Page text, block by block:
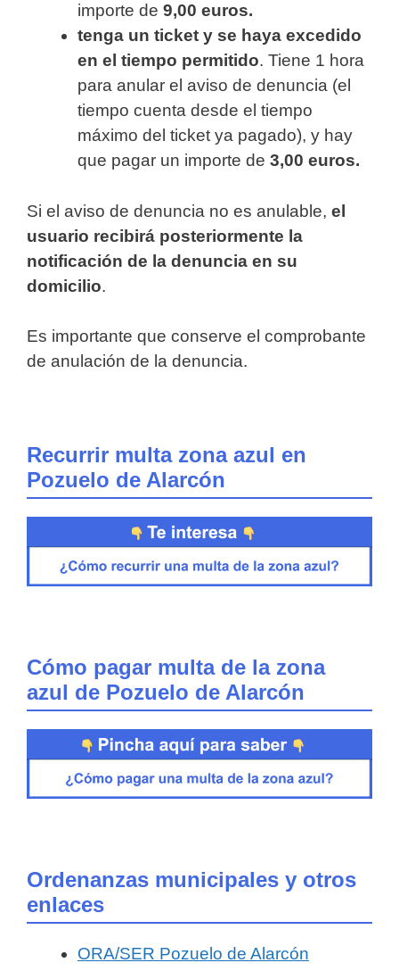
importe de 9,00 euros.
tenga un ticket y se haya excedido
en el tiempo permitido. Tiene 1 hora
para anular el aviso de denuncia (el
tiempo cuenta desde el tiempo
máximo del ticket ya pagado), y hay
que pagar un importe de 3,00 euros.
Si el aviso de denuncia no es anulable, el
usuario recibirá posteriormente la
notificación de la denuncia en su
domicilio.
Es importante que conserve el comprobante
de anulación de la denuncia.
Recurrir multa zona azul en
Pozuelo de Alarcón
Cómo pagar multa de la zona
azul de Pozuelo de Alarcón
Ordenanzas municipales y otros
enlaces
ORA/SER Pozuelo de Alarcón